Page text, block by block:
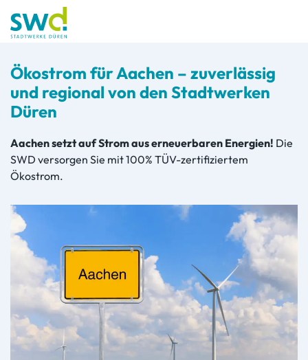
Ökostrom für Aachen – zuverlässig
und regional von den Stadtwerken
Düren
Aachen setzt auf Strom aus erneuerbaren Energien! Die
SWD versorgen Sie mit 100% TÜV-zertifiziertem
Ökostrom.